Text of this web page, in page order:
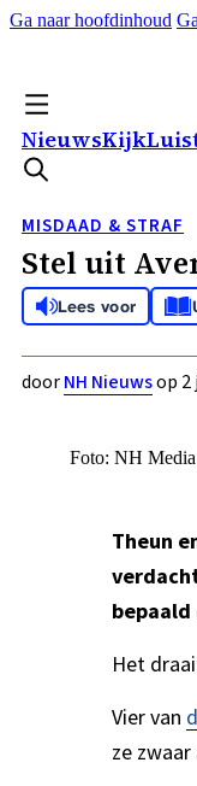
Ga naar hoofdinhoud
NieuwsKijk
MISDAAD & STRAF
Stel uit
Lees voor
doorNH Nieuwsop 2
Foto: NH
Theun
bepaald
Het
Vier van
ze